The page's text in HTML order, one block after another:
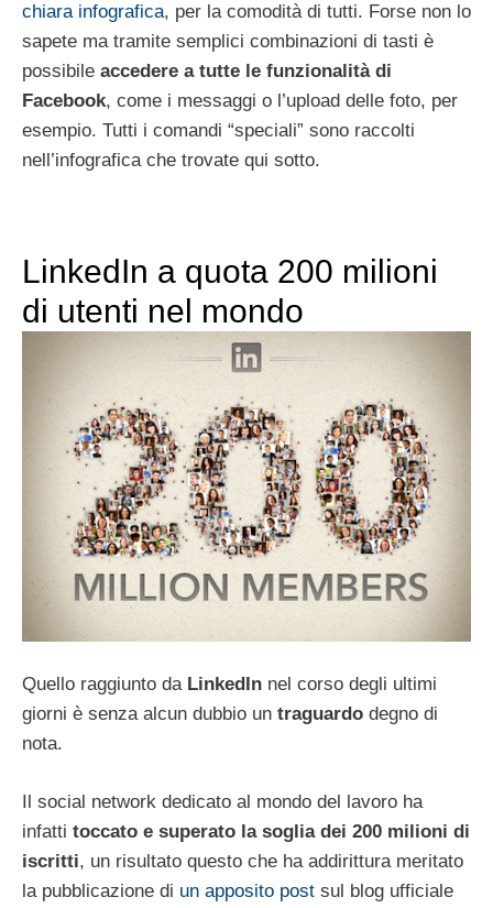
chiara infografica, per la comodità di tutti. Forse non lo
sapete ma tramite semplici combinazioni di tasti è
possibile accedere a tutte le funzionalità di
Facebook, come i messaggi o l’upload delle foto, per
esempio. Tutti i comandi “speciali” sono raccolti
nell’infografica che trovate qui sotto.
LinkedIn a quota 200 milioni
di utenti nel mondo
Quello raggiunto da LinkedIn nel corso degli ultimi
giorni è senza alcun dubbio un traguardo degno di
nota.
Il social network dedicato al mondo del lavoro ha
infatti toccato e superato la soglia dei 200 milioni di
iscritti, un risultato questo che ha addirittura meritato
la pubblicazione di un apposito post sul blog ufficiale